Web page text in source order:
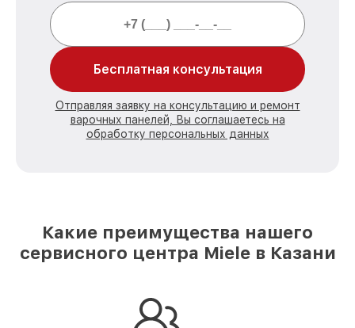
Бесплатная консультация
Отправляя заявку на консультацию и ремонт
варочных панелей, Вы соглашаетесь на
обработку персональных данных
Какие преимущества нашего
сервисного центра Miele в Казани